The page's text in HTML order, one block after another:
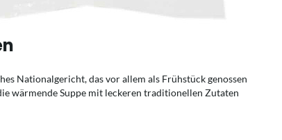
Nationalgericht, das vor allem als Frühstück genossen
wärmende Suppe mit leckeren traditionellen Zutaten